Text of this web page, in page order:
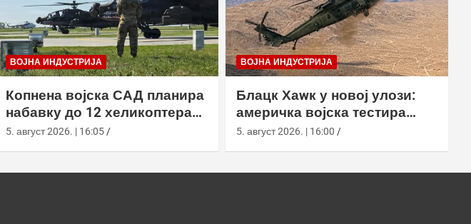
ВОЈНА ИНДУСТРИЈА
Копнена војска САД планира
набавку до 12 хеликоптера
АХ-64Е Апацхе од Боеинг
5. август 2026. | 16:05
ВОЈНА ИНДУСТРИЈА
Блацк Хаwк у новој улози:
америчка војска тестира
лансирање роја наоружаних
5. август 2026. | 16:00